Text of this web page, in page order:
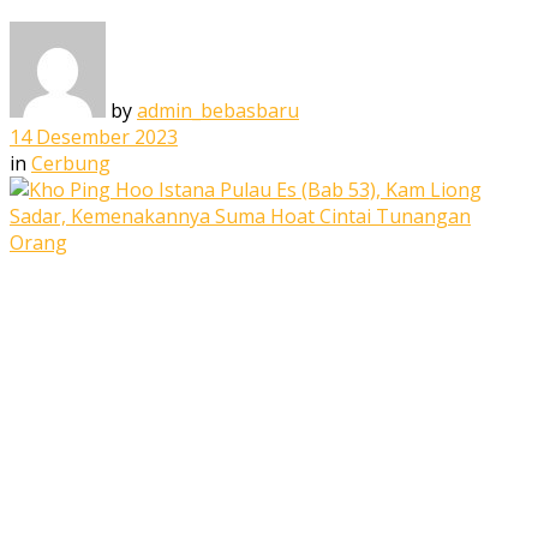
byadmin_bebasbaru
14 Desember 2023
in Cerbung